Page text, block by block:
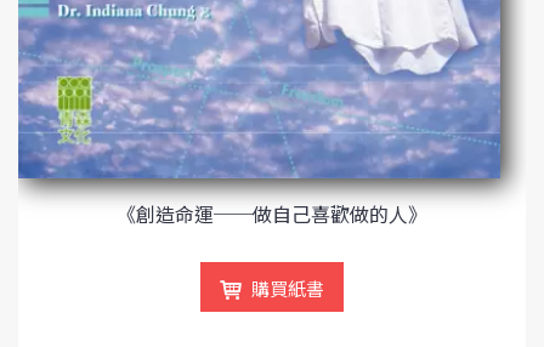
《創造命運──做自己喜歡做的人》
購買紙書